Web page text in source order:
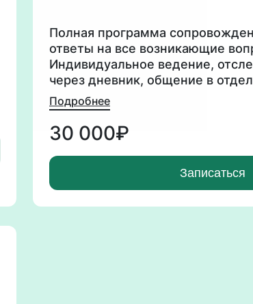
Полная программа
ответы на все возникающие
Индивидуальное ведение,
через дневник, общение в
персональная программа
составление чек-листов и
витаминов и нутрицевтиков.
Подробнее
30 000₽
Записаться